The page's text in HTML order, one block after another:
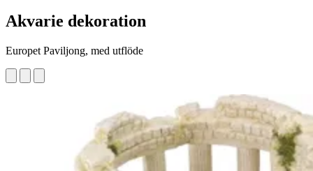
Akvarie dekoration
Europet Paviljong, med utflöde